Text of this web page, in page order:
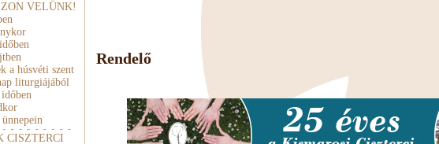
VELÜNK!
a húsvéti szent
liturgiájából
ünnepein
CISZTERCI
Rendelő